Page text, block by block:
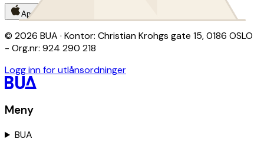
App Store
© 2026 BUA · Kontor: Christian Krohgs gate 15, 0186 OSLO
- Org.nr: 924 290 218
Logg inn for utlånsordninger
Meny
BUA